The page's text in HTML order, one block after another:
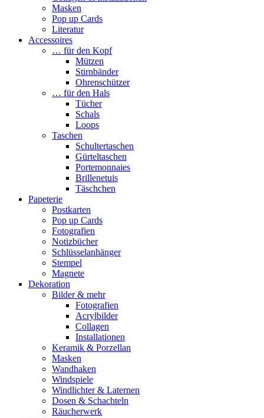
Masken
Pop up Cards
Literatur
Accessoires
… für den Kopf
Mützen
Stirnbänder
Ohrenschützer
… für den Hals
Tücher
Schals
Loops
Taschen
Schultertaschen
Gürteltaschen
Portemonnaies
Brillenetuis
Täschchen
Papeterie
Postkarten
Pop up Cards
Fotografien
Notizbücher
Schlüsselanhänger
Stempel
Magnete
Dekoration
Bilder & mehr
Fotografien
Acrylbilder
Collagen
Installationen
Keramik & Porzellan
Masken
Wandhaken
Windspiele
Windlichter & Laternen
Dosen & Schachteln
Räucherwerk